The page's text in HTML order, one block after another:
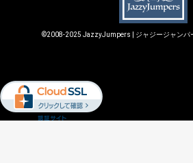
©2008-2025 JazzyJumpers | ジャジージャンパ